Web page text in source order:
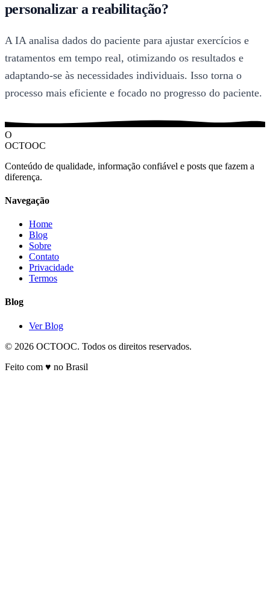
personalizar a reabilitação?
A IA analisa dados do paciente para ajustar exercícios e
tratamentos em tempo real, otimizando os resultados e
adaptando-se às necessidades individuais. Isso torna o
processo mais eficiente e focado no progresso do paciente.
O
OCTOOC
Conteúdo de qualidade, informação confiável e posts que fazem a
diferença.
Navegação
Home
Blog
Sobre
Contato
Privacidade
Termos
Blog
Ver Blog
© 2026 OCTOOC. Todos os direitos reservados.
Feito com ♥ no Brasil